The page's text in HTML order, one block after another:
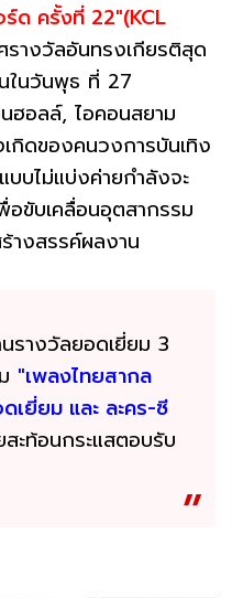
ด ครั้งที่ 22"(KCL
รางวัลอันทรงเกียรติสุด
ในวันพุธ ที่ 27
อลล์, ไอคอนสยาม
กิดของคนวงการบันเทิง
บบไม่แบ่งค่ายกำลังจะ
ขับเคลื่อนอุตสากรรม
างสรรค์ผลงาน
างวัลยอดเยี่ยม 3
"เพลงไทยสากล
ยี่ยม และ ละคร-ซี
ะท้อนกระแสตอบรับ